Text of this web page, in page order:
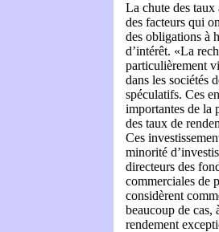
La chute des
des facteurs qui
des obligations à
d’intérêt. «La
particulièrement
dans les sociétés
spéculatifs. Ces
importantes de la
des taux de
Ces
minorité
directeurs des
commerciales de
considèrent
beaucoup de cas,
rendement